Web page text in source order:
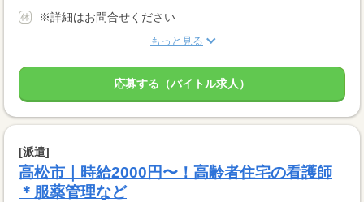
※詳細はお問合せください
もっと見る
応募する（バイトル求人）
[派遣]
高松市｜時給2000円〜！高齢者住宅の看護師
＊服薬管理など